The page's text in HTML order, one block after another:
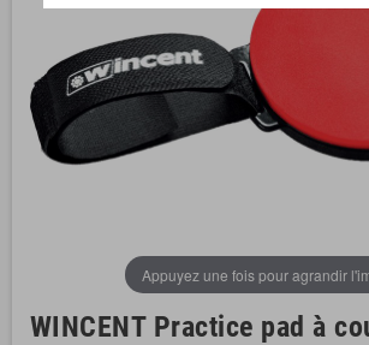
Appuyez une fois pour agrandir
WINCENT Practice pad à